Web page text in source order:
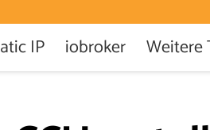
IP iobroker Weitere